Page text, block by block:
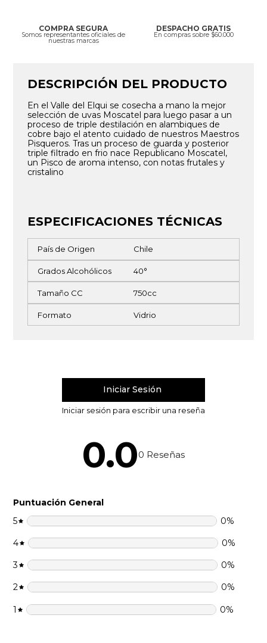
COMPRA SEGURA
Somos representantes oficiales de
nuestras marcas
DESPACHO GRATIS
En compras sobre $60.000
DESCRIPCIÓN DEL PRODUCTO
En el Valle del Elqui se cosecha a mano la mejor
selección de uvas Moscatel para luego pasar a un
proceso de triple destilación en alambiques de
cobre bajo el atento cuidado de nuestros Maestros
Pisqueros. Tras un proceso de guarda y posterior
triple filtrado en frio nace Republicano Moscatel,
un Pisco de aroma intenso, con notas frutales y
cristalino
ESPECIFICACIONES TÉCNICAS
País de Origen Chile
Grados Alcohólicos 40°
Tamaño CC 750cc
Formato Vidrio
0.00 Reseñas
Puntuación General
5
0%
4 0%
3 0%
2 0%
1 0%